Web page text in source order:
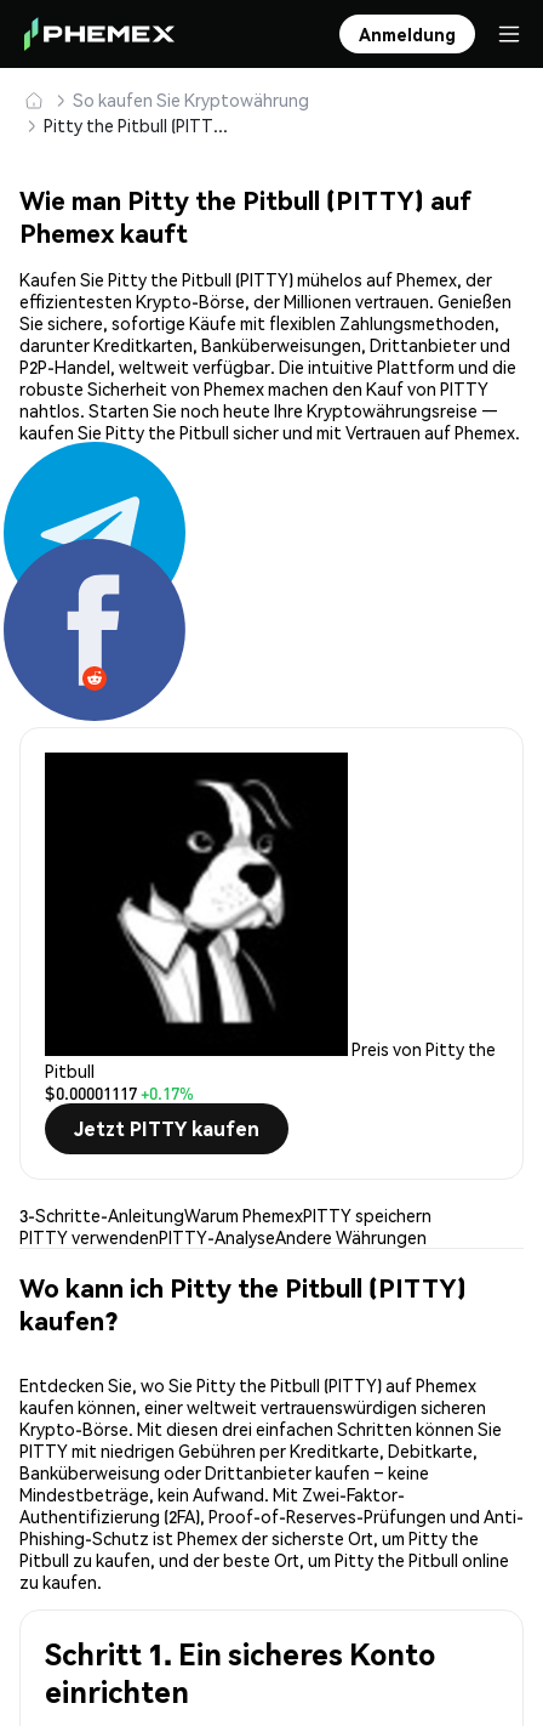
Anmeldung
So kaufen Sie Kryptowährung
Pitty the Pitbull (PITTY) sicher kaufen und speichern
Wie man Pitty the Pitbull (PITTY) auf
Phemex kauft
Kaufen Sie Pitty the Pitbull (PITTY) mühelos auf Phemex, der
effizientesten Krypto-Börse, der Millionen vertrauen. Genießen
Sie sichere, sofortige Käufe mit flexiblen Zahlungsmethoden,
darunter Kreditkarten, Banküberweisungen, Drittanbieter und
P2P-Handel, weltweit verfügbar. Die intuitive Plattform und die
robuste Sicherheit von Phemex machen den Kauf von PITTY
nahtlos. Starten Sie noch heute Ihre Kryptowährungsreise —
kaufen Sie Pitty the Pitbull sicher und mit Vertrauen auf Phemex.
Teilen:
Preis von Pitty the
Pitbull
$0.00001117+0.17%
Jetzt PITTY kaufen
3-Schritte-AnleitungWarum PhemexPITTY speichern
PITTY verwendenPITTY-AnalyseAndere Währungen
Wo kann ich Pitty the Pitbull (PITTY)
kaufen?
Entdecken Sie, wo Sie Pitty the Pitbull (PITTY) auf Phemex
kaufen können, einer weltweit vertrauenswürdigen sicheren
Krypto-Börse. Mit diesen drei einfachen Schritten können Sie
PITTY mit niedrigen Gebühren per Kreditkarte, Debitkarte,
Banküberweisung oder Drittanbieter kaufen – keine
Mindestbeträge, kein Aufwand. Mit Zwei-Faktor-
Authentifizierung (2FA), Proof-of-Reserves-Prüfungen und Anti-
Phishing-Schutz ist Phemex der sicherste Ort, um Pitty the
Pitbull zu kaufen, und der beste Ort, um Pitty the Pitbull online
zu kaufen.
Schritt 1. Ein sicheres Konto
einrichten